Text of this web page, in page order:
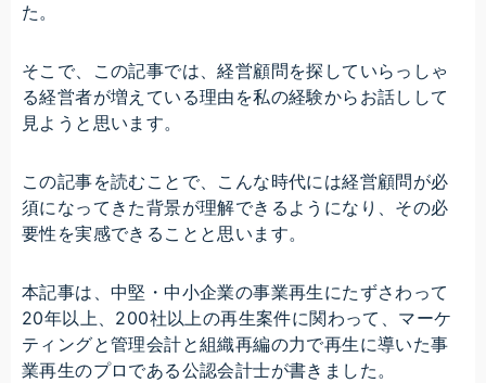
た。
そこで、この記事では、経営顧問を探していらっしゃ
る経営者が増えている理由を私の経験からお話しして
見ようと思います。
この記事を読むことで、こんな時代には経営顧問が必
須になってきた背景が理解できるようになり、その必
要性を実感できることと思います。
本記事は、中堅・中小企業の事業再生にたずさわって
20年以上、200社以上の再生案件に関わって、マーケ
ティングと管理会計と組織再編の力で再生に導いた事
業再生のプロである公認会計士が書きました。